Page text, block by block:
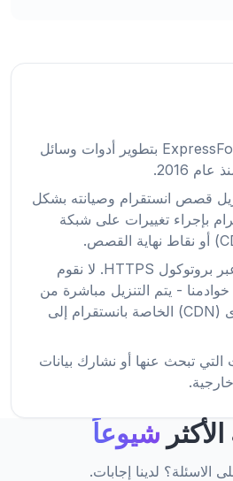
تقوم شركة ExpressFollowers بتطوير أدوات وسائل
2016.
قصص انستقرام وصيانته بشكل
بإجراء تغييرات على شبكة
جميع الاتصالات تتم عبر بروتوكول HTTPS. لا نقوم
- يتم التنزيل مباشرة من
شبكة توصيل المحتوى (CDN) الخاصة بانستقرام إلى
التي تبحث عنها أو نشارك بيانات
شيوعاً
لدينا إجابات.